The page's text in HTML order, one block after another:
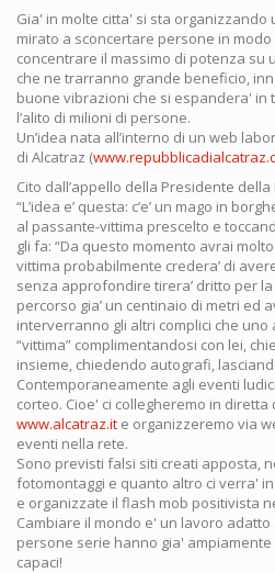
Gia' in molte citta' si sta
mirato a sconcertare persone in modo
concentrare il massimo di potenza su
che ne trarranno grande beneficio,
buone vibrazioni che si espandera' in
l’alito di milioni di persone.
Un’idea nata all’interno di un web
di Alcatraz (
Cito dall’appello della Presidente della
“L’idea e’ questa: c’e’ un mago in
al passante-vittima prescelto e
gli fa: “Da questo momento avrai
vittima probabilmente credera’ di
senza approfondire tirera’ dritto per
percorso gia’ un centinaio di metri ed
interverranno gli altri complici che
“vittima” complimentandosi con lei,
insieme, chiedendo autografi,
Contemporaneamente agli eventi
corteo. Cioe' ci collegheremo in diretta
www.alcatraz.it e organizzeremo via
eventi nella rete.
Sono previsti falsi siti creati apposta,
fotomontaggi e quanto altro ci verra'
e organizzate il flash mob positivista
Cambiare il mondo e' un lavoro
persone serie hanno gia'
capaci!